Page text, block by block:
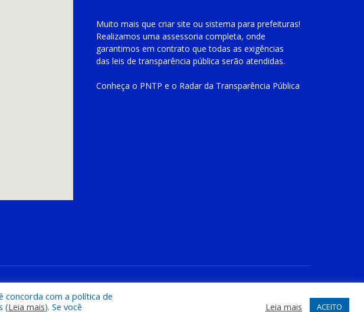
Muito mais que criar site ou sistema para prefeituras!
Realizamos uma assessoria completa, onde
garantimos em contrato que todas as exigências
das leis de transparência pública serão atendidas.
Conheça o PNTP e o Radar da Transparência Pública
concorda com a política de
(Leia mais). Se você
Leia mais ACEITO